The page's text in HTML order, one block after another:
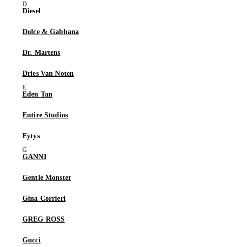
Diesel
Dolce & Gabbana
Dr. Martens
Dries Van Noten
Eden Tan
Entire Studios
Eytys
GANNI
Gentle Monster
Gina Corrieri
GREG ROSS
Gucci